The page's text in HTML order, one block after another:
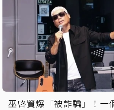
巫啓賢爆「被詐騙」！一